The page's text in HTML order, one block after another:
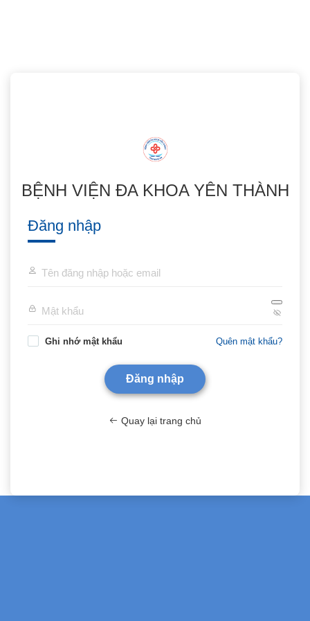
BỆNH VIỆN ĐA KHOA YÊN THÀNH
Đăng nhập
Ghi nhớ mật khẩu Quên mật khẩu?
Quay lại trang chủ